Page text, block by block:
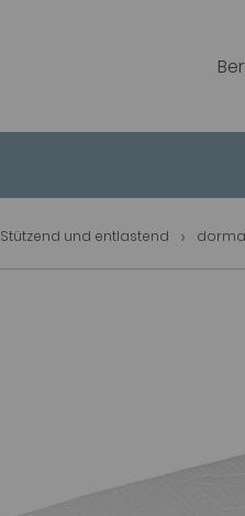
Stützend und entlastend